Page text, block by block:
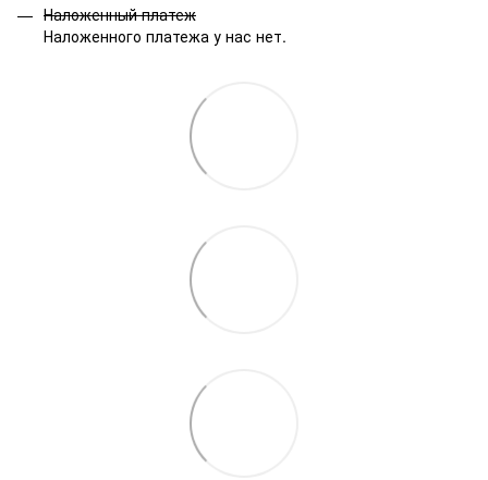
Наложенный платеж
Наложенного платежа у нас нет.